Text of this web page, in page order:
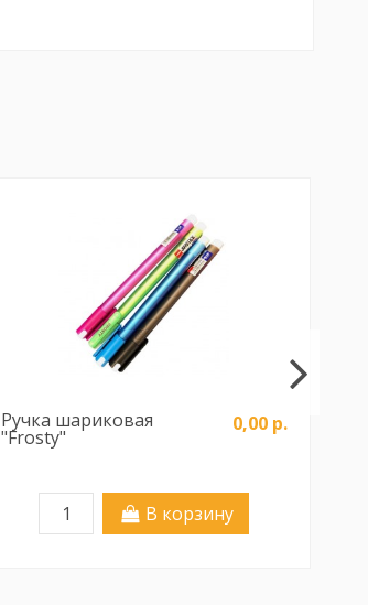
Ручка шариковая
"Frosty"
0,00 р.
В корзину